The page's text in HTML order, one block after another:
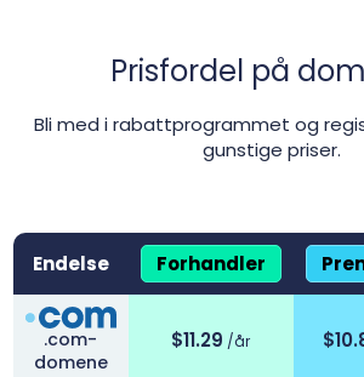
Prisfordel på
Bli med i rabattprogrammet og
gunstige priser.
Gruppebaserte priser innenfor
Endelse Forhandler
.com-
domene
$11.29 /år